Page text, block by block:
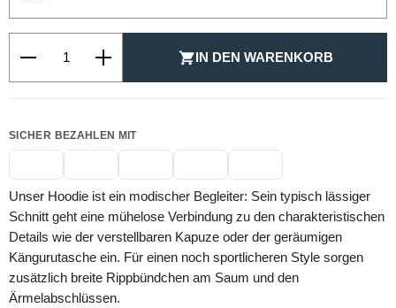
IN DEN WARENKORB
SICHER BEZAHLEN MIT
Unser Hoodie ist ein modischer Begleiter: Sein typisch lässiger
Schnitt geht eine mühelose Verbindung zu den charakteristischen
Details wie der verstellbaren Kapuze oder der geräumigen
Kängurutasche ein. Für einen noch sportlicheren Style sorgen
zusätzlich breite Rippbündchen am Saum und den
Ärmelabschlüssen.